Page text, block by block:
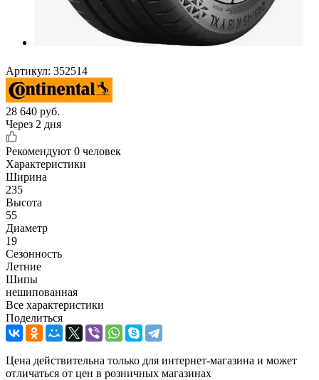
Артикул: 352514
28 640 руб.
Через 2 дня
Рекомендуют 0 человек
Характеристики
Ширина
235
Высота
55
Диаметр
19
Сезонность
Летние
Шипы
нешипованная
Все характеристики
Поделиться
Цена действительна только для интернет-магазина и может
отличаться от цен в розничных магазинах